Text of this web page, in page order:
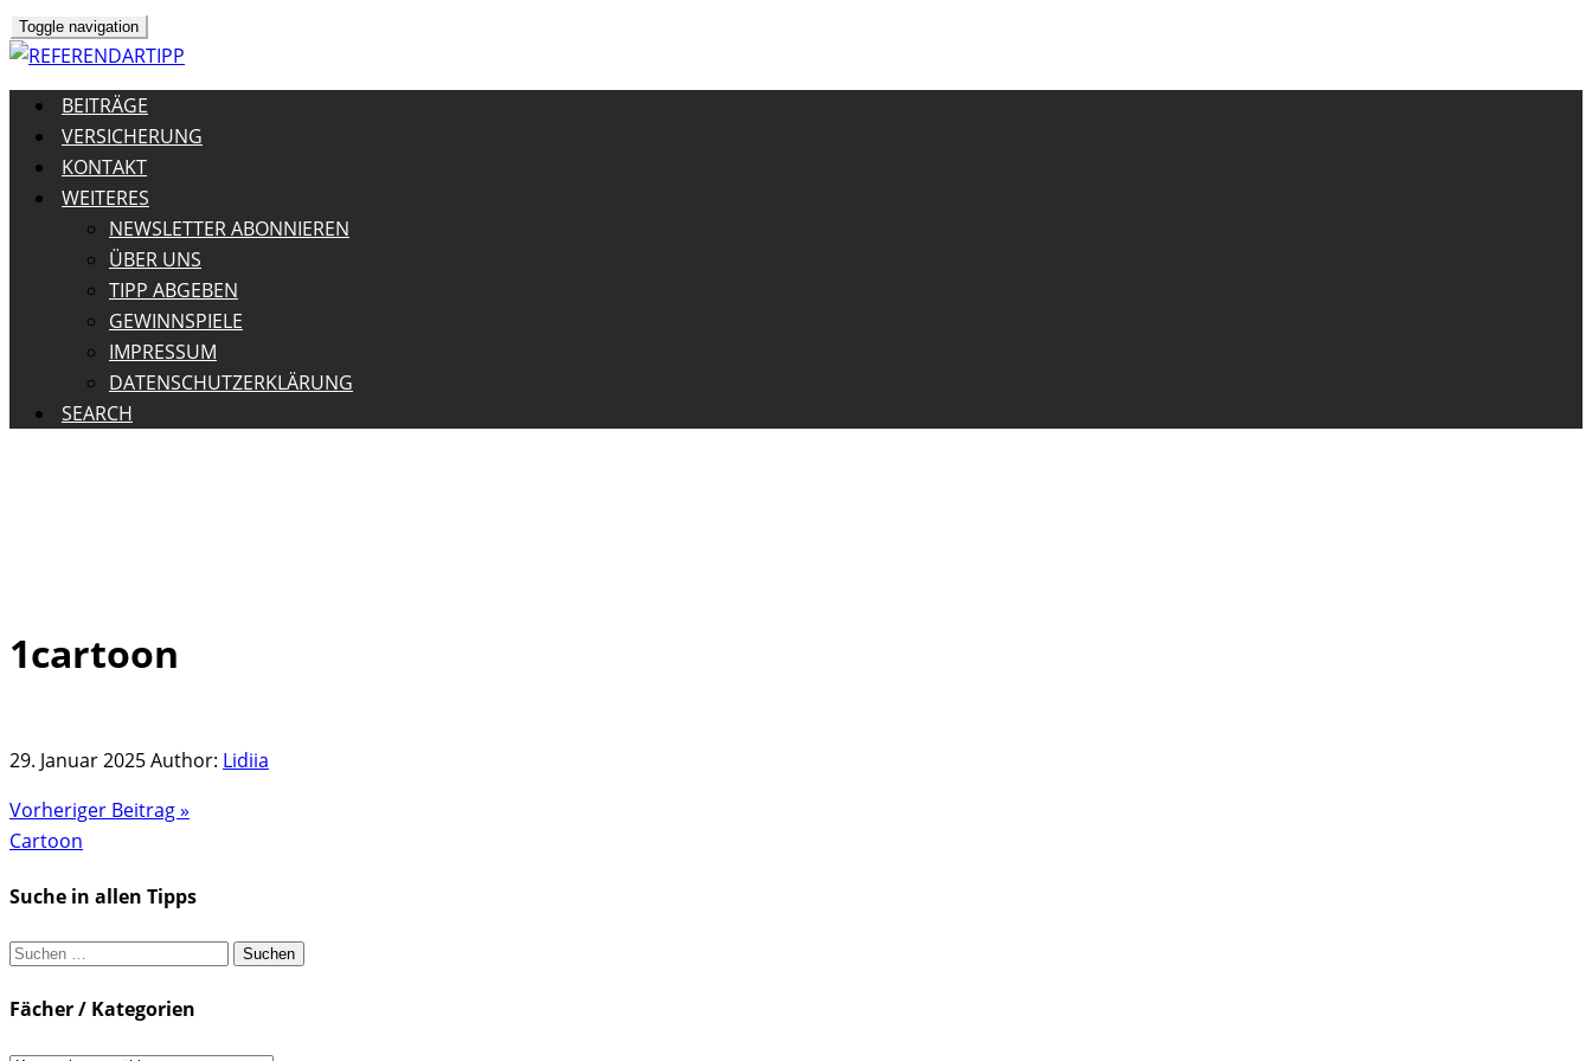
Toggle navigation
BEITRÄGE
VERSICHERUNG
KONTAKT
WEITERES
NEWSLETTER ABONNIEREN
ÜBER UNS
TIPP ABGEBEN
GEWINNSPIELE
IMPRESSUM
DATENSCHUTZERKLÄRUNG
SEARCH
Skip
1cartoon
29. Januar 2025Author: Lidiia
Vorheriger Beitrag »
Cartoon
Suche in allen Tipps
Suchen
Fächer / Kategorien